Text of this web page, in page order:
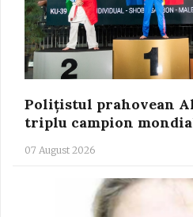
Polițistul prahovean
triplu campion
07 August 2026